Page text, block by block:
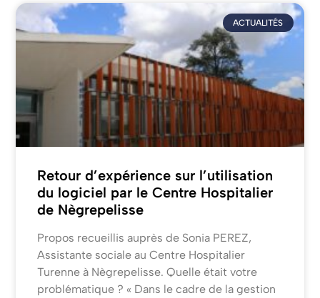
ACTUALITÉS
Retour d’expérience sur l’utilisation
du logiciel par le Centre Hospitalier
de Nègrepelisse
Propos recueillis auprès de Sonia PEREZ,
Assistante sociale au Centre Hospitalier
Turenne à Nègrepelisse. Quelle était votre
problématique ? « Dans le cadre de la gestion